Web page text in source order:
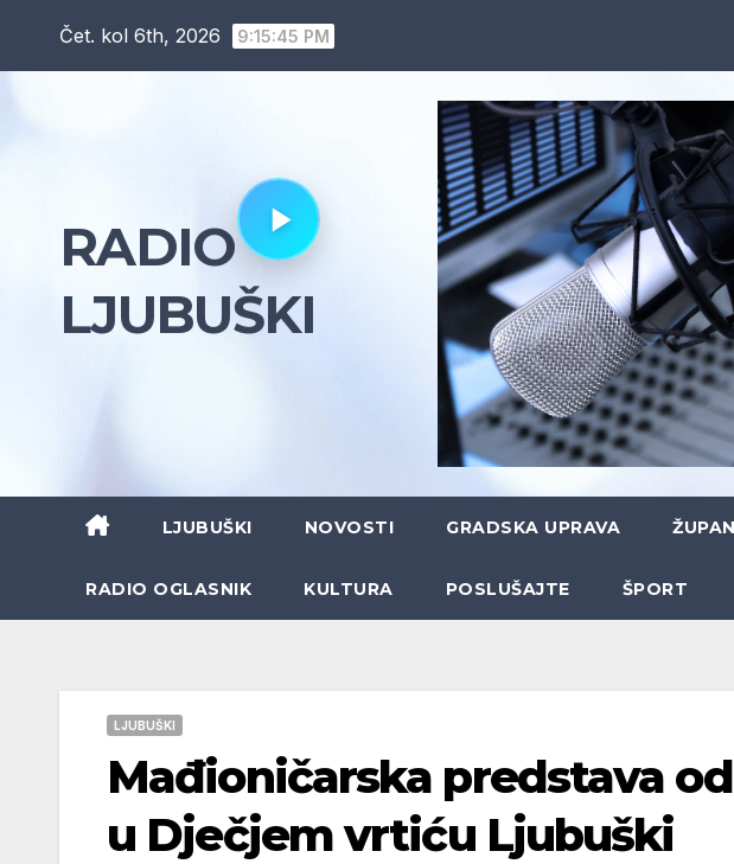
Čet. kol 6th, 2026 9:15:46 PM
RADIO
LJUBUŠKI
LJUBUŠKI NOVOSTI GRADSKA UPRAVA
RADIO OGLASNIK KULTURA POSLUŠAJTE ŠPORT
LJUBUŠKI
Mađioničarska predstava
u Dječjem vrtiću Ljubuški